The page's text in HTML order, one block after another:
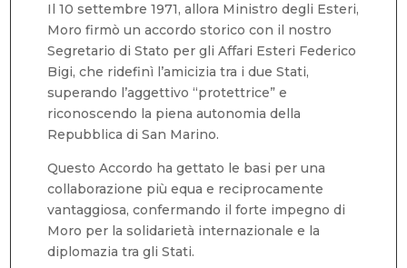
Il 10 settembre 1971, allora Ministro degli Esteri,
Moro firmò un accordo storico con il nostro
Segretario di Stato per gli Affari Esteri Federico
Bigi, che ridefinì l’amicizia tra i due Stati,
superando l’aggettivo “protettrice” e
riconoscendo la piena autonomia della
Repubblica di San Marino.
Questo Accordo ha gettato le basi per una
collaborazione più equa e reciprocamente
vantaggiosa, confermando il forte impegno di
Moro per la solidarietà internazionale e la
diplomazia tra gli Stati.